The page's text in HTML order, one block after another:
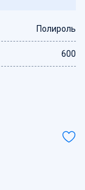
Полироль
600